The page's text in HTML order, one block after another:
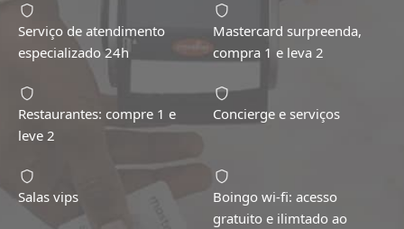
Serviço de atendimento
especializado 24h
Mastercard surpreenda,
compra 1 e leva 2
Restaurantes: compre 1 e
leve 2
Concierge e serviços
Salas vips
Boingo wi-fi: acesso
gratuito e ilimtado ao